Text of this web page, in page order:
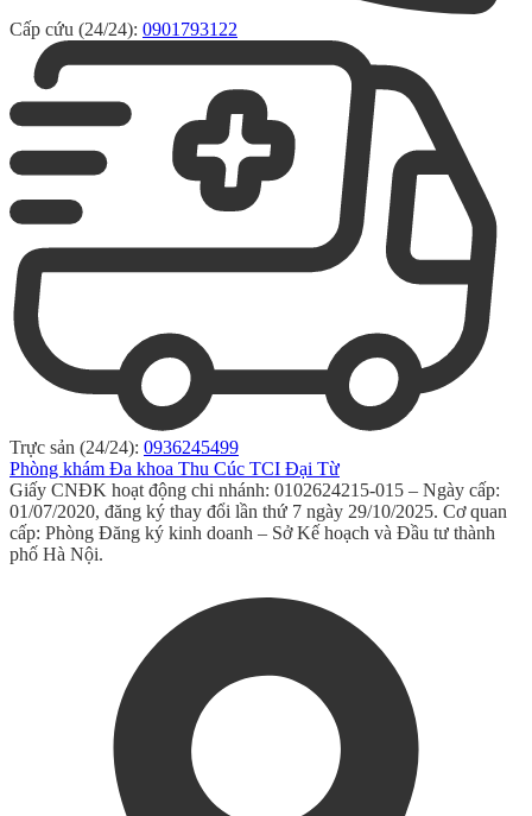
Cấp cứu (24/24): 0901793122
Trực sản (24/24): 0936245499
Phòng khám Đa khoa Thu Cúc TCI Đại Từ
Giấy CNĐK hoạt động chi nhánh: 0102624215-015 – Ngày cấp:
01/07/2020, đăng ký thay đổi lần thứ 7 ngày 29/10/2025. Cơ quan
cấp: Phòng Đăng ký kinh doanh – Sở Kế hoạch và Đầu tư thành
phố Hà Nội.